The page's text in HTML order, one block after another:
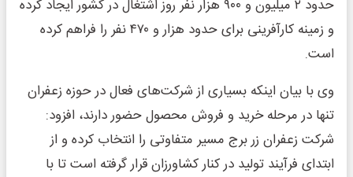
حدود ۲ میلیون و ۹۰۰ هزار نفر روز اشتغال در کشور ایجاد کرده
و زمینه کارآفرینی برای حدود هزار و ۴۷۰ نفر را فراهم کرده
است.
وی با بیان اینکه بسیاری از شرکت‌های فعال در حوزه زعفران
تنها در مرحله خرید و فروش محصول حضور دارند، افزود:
شرکت زعفران زر برج مسیر متفاوتی را انتخاب کرده و از
ابتدای فرآیند تولید در کنار کشاورزان قرار گرفته است تا با